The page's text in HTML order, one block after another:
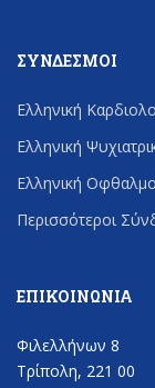
ΣΎΝΔΕΣΜΟΙ
Ελληνική
Ελληνική
Ελληνική
Περισσότεροι
ΕΠΙΚΟΙΝΩΝΊΑ
Φιλελλήνων 8
Τρίπολη, 221 00